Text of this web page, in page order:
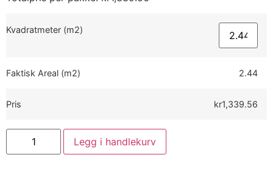
Kvadratmeter (m2)
Faktisk Areal (m2) 2.44
Pris kr1,339.56
Legg i handlekurv